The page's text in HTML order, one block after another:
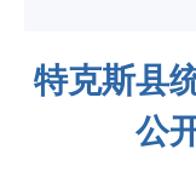
特克斯县
公